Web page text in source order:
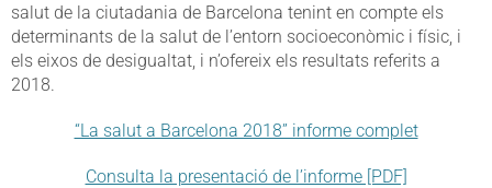
salut de la ciutadania de Barcelona tenint en compte els
determinants de la salut de l’entorn socioeconòmic i físic, i
els eixos de desigualtat, i n’ofereix els resultats referits a
2018.
“La salut a Barcelona 2018” informe complet
Consulta la presentació de l’informe [PDF]